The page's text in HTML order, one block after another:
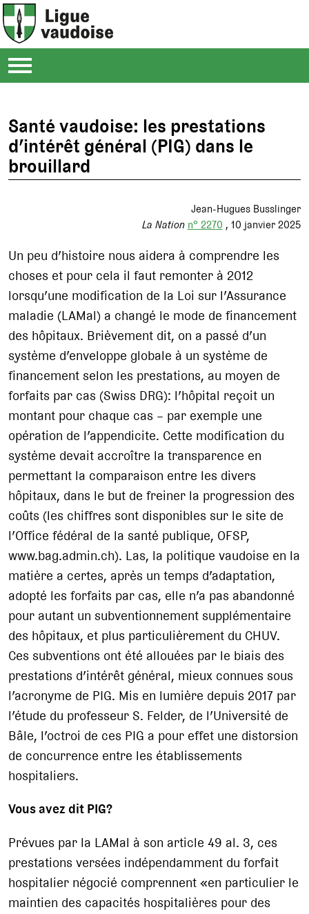
Santé vaudoise: les prestations
d’intérêt général (PIG) dans le
brouillard
Jean-Hugues Busslinger
La Nation n° 2270 10 janvier 2025
Un peu d’histoire nous aidera à comprendre les
choses et pour cela il faut remonter à 2012
lorsqu’une modification de la Loi sur l’Assurance
maladie (LAMal) a changé le mode de financement
des hôpitaux. Brièvement dit, on a passé d’un
système d’enveloppe globale à un système de
financement selon les prestations, au moyen de
forfaits par cas (Swiss DRG): l’hôpital reçoit un
montant pour chaque cas – par exemple une
opération de l’appendicite. Cette modification du
système devait accroître la transparence en
permettant la comparaison entre les divers
hôpitaux, dans le but de freiner la progression des
coûts (les chiffres sont disponibles sur le site de
l’Office fédéral de la santé publique, OFSP,
www.bag.admin.ch). Las, la politique vaudoise en la
matière a certes, après un temps d’adaptation,
adopté les forfaits par cas, elle n’a pas abandonné
pour autant un subventionnement supplémentaire
des hôpitaux, et plus particulièrement du CHUV.
Ces subventions ont été allouées par le biais des
prestations d’intérêt général, mieux connues sous
l’acronyme de PIG. Mis en lumière depuis 2017 par
l’étude du professeur S. Felder, de l’Université de
Bâle, l’octroi de ces PIG a pour effet une distorsion
de concurrence entre les établissements
hospitaliers.
Vous avez dit PIG?
Prévues par la LAMal à son article 49 al. 3, ces
prestations versées indépendamment du forfait
hospitalier négocié comprennent «en particulier le
maintien des capacités hospitalières pour des